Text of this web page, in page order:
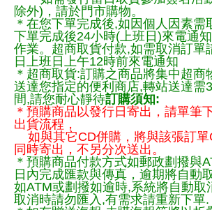
除外)，請於門市購物。
＊在您下單完成後,如因個人因素需
下單完成後24小時(上班日)來電通
作業。超商取貨付款,如需取消訂單
日上班日上午12時前來電通知
＊超商取貨:訂購之商品將集中超商
送達您指定的便利商店,轉站送達需
間,請您耐心靜待訂購須知:
＊預購商品以發行日寄出，請單筆
出貨流程，
如與其它CD併購，將與該張訂單
同時寄出，不另分次送出。
＊預購商品付款方式如郵政劃撥與
日內完成匯款與傳真，逾期將自動
如ATM或劃撥如逾時,系統將自動取
取消時請勿匯入,有需求請重新下單.